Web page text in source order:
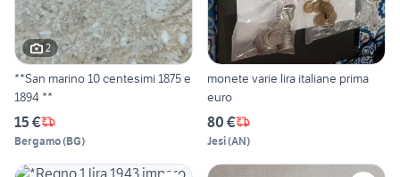
2
**San marino 10 centesimi 1875 e
1894 **
15 €
Bergamo(BG)
monete varie lira italiane prima
euro
80 €
Jesi(AN)